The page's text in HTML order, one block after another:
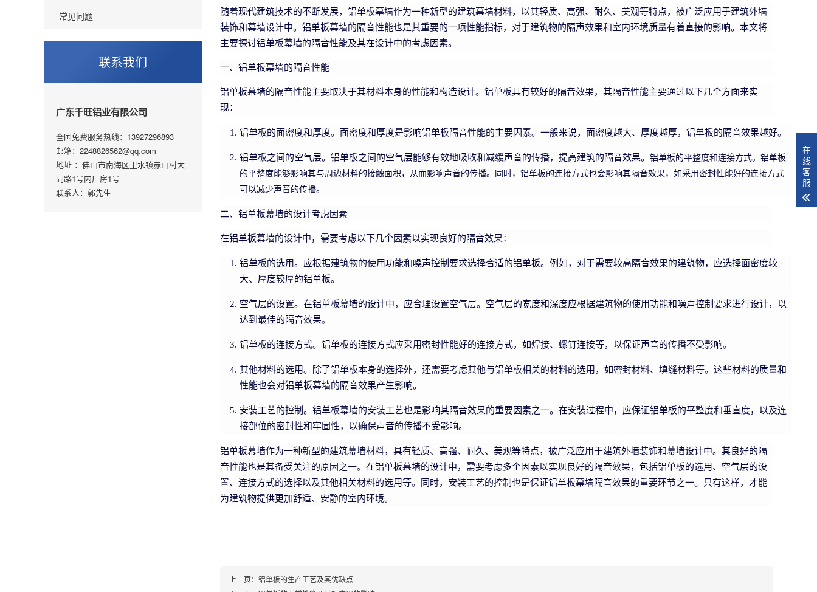
常见问题
联系我们
广东千旺铝业有限公司
全国免费服务热线：13927296893
邮箱：2248826562@qq.com
地址 ：佛山市南海区里水镇赤山村大
同路1号内厂房1号
联系人：郭先生
随着现代建筑技术的不断发展，铝单板幕墙作为一种新型的建筑幕墙材料，以其轻质、高强、耐久、美观等特点，被广泛应用于建筑外墙
装饰和幕墙设计中。铝单板幕墙的隔音性能也是其重要的一项性能指标，对于建筑物的隔声效果和室内环境质量有着直接的影响。本文将
主要探讨铝单板幕墙的隔音性能及其在设计中的考虑因素。
一、铝单板幕墙的隔音性能
铝单板幕墙的隔音性能主要取决于其材料本身的性能和构造设计。铝单板具有较好的隔音效果，其隔音性能主要通过以下几个方面来实
现：
铝单板的面密度和厚度。面密度和厚度是影响铝单板隔音性能的主要因素。一般来说，面密度越大、厚度越厚，铝单板的隔音效果越好。
铝单板之间的空气层。铝单板之间的空气层能够有效地吸收和减缓声音的传播，提高建筑的隔音效果。 铝单板的平整度和连接方式。铝单板
的平整度能够影响其与周边材料的接触面积，从而影响声音的传播。同时，铝单板的连接方式也会影响其隔音效果，如采用密封性能好的连接方式
可以减少声音的传播。
二、铝单板幕墙的设计考虑因素
在铝单板幕墙的设计中，需要考虑以下几个因素以实现良好的隔音效果：
铝单板的选用。应根据建筑物的使用功能和噪声控制要求选择合适的铝单板。例如，对于需要较高隔音效果的建筑物，应选择面密度较
大、厚度较厚的铝单板。
空气层的设置。在铝单板幕墙的设计中，应合理设置空气层。空气层的宽度和深度应根据建筑物的使用功能和噪声控制要求进行设计，以
达到最佳的隔音效果。
铝单板的连接方式。铝单板的连接方式应采用密封性能好的连接方式，如焊接、螺钉连接等，以保证声音的传播不受影响。
其他材料的选用。除了铝单板本身的选择外，还需要考虑其他与铝单板相关的材料的选用，如密封材料、填缝材料等。这些材料的质量和
性能也会对铝单板幕墙的隔音效果产生影响。
安装工艺的控制。铝单板幕墙的安装工艺也是影响其隔音效果的重要因素之一。在安装过程中，应保证铝单板的平整度和垂直度，以及连
接部位的密封性和牢固性，以确保声音的传播不受影响。
铝单板幕墙作为一种新型的建筑幕墙材料，具有轻质、高强、耐久、美观等特点，被广泛应用于建筑外墙装饰和幕墙设计中。其良好的隔
音性能也是其备受关注的原因之一。在铝单板幕墙的设计中，需要考虑多个因素以实现良好的隔音效果，包括铝单板的选用、空气层的设
置、连接方式的选择以及其他相关材料的选用等。同时，安装工艺的控制也是保证铝单板幕墙隔音效果的重要环节之一。只有这样，才能
为建筑物提供更加舒适、安静的室内环境。
上一页： 铝单板的生产工艺及其优缺点
在
线
客
服